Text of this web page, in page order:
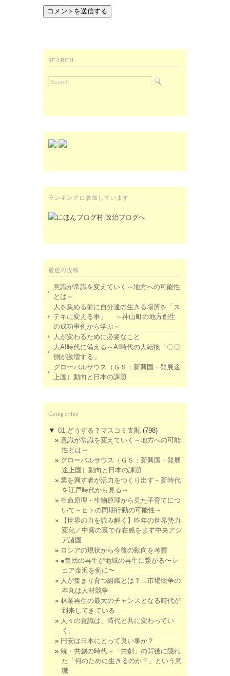
SEARCH
ランキングに参加しています
最近の投稿
意識が常識を変えていく～地方への可能性
とは～
人を集める前に自分達の生きる場所を「ス
テキに変える事」 ～神山町の地方創生
の成功事例から学ぶ～
人が変わるために必要なこと
大AI時代に備える～AI時代の大転換「〇〇
側が激増する」
グローバルサウス（ＧＳ：新興国・発展途
上国）動向と日本の課題
Categories
▼ 01.どうする？マスコミ支配 (798)
意識が常識を変えていく～地方への可能
性とは～
グローバルサウス（ＧＳ：新興国・発展
途上国）動向と日本の課題
業を興す者が活力をつくり出す～新時代
を江戸時代から見る～
生命原理・生物原理から見た子育てにつ
いて～ヒトの同期行動の可能性～
【世界の力を読み解く】昨年の世界勢力
変化／中露の裏で存在感をます中央アジ
ア諸国
ロシアの現状から今後の動向を考察
●集団の再生が地域の再生に繋がる〜シ
ェア金沢を例に〜
人が集まり育つ組織とは？→市場競争の
本丸は人材競争
林業再生の最大のチャンスとなる時代が
到来してきている
人々の意識は、時代と共に変わってい
く。
円安は日本にとって良い事か？
続・共創の時代～「共創」の背後に隠れ
た「何のために生きるのか？」という意
識